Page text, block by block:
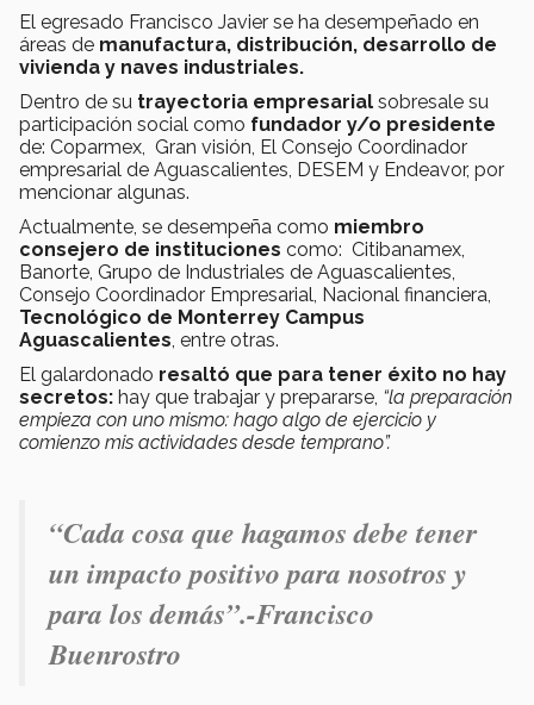
El egresado Francisco Javier se ha desempeñado en
áreas de manufactura, distribución, desarrollo de
vivienda y naves industriales.
Dentro de su trayectoria empresarial sobresale su
participación social como fundador y/o presidente
de: Coparmex, Gran visión, El Consejo Coordinador
empresarial de Aguascalientes, DESEM y Endeavor, por
mencionar algunas.
Actualmente, se desempeña como miembro
consejero de instituciones como: Citibanamex,
Banorte, Grupo de Industriales de Aguascalientes,
Consejo Coordinador Empresarial, Nacional financiera,
Tecnológico de Monterrey Campus
Aguascalientes , entre otras.
El galardonado resaltó que para tener éxito no hay
secretos: hay que trabajar y prepararse, “la preparación
empieza con uno mismo: hago algo de ejercicio y
comienzo mis actividades desde temprano”.
“Cada cosa que hagamos debe tener
un impacto positivo para nosotros y
para los demás”.-Francisco
Buenrostro